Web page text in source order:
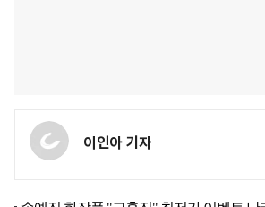
이인아 기자